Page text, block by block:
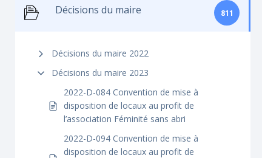
Décisions du maire 811
Décisions du maire 2022
Décisions du maire 2023
2022-D-084 Convention de mise à
disposition de locaux au profit de
l’association Féminité sans abri
2022-D-094 Convention de mise à
disposition de locaux au profit de